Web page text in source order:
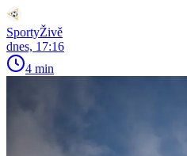
SportyŽivě
dnes, 17:16
4 min